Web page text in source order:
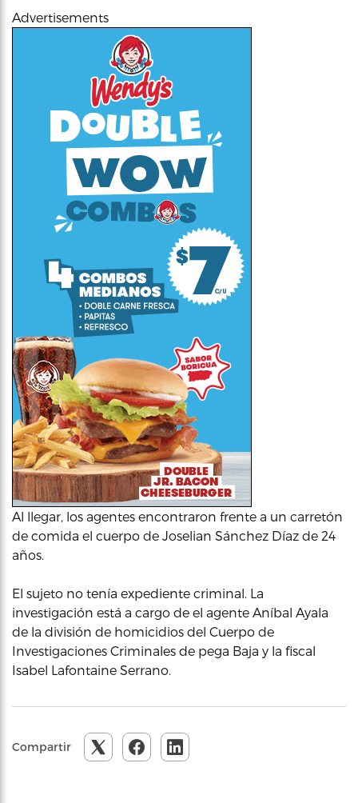
Advertisements
Al llegar, los agentes encontraron frente a un carretón
de comida el cuerpo de Joselian Sánchez Díaz de 24
años.
El sujeto no tenía expediente criminal. La
investigación está a cargo de el agente Aníbal Ayala
de la división de homicidios del Cuerpo de
Investigaciones Criminales de pega Baja y la fiscal
Isabel Lafontaine Serrano.
Compartir